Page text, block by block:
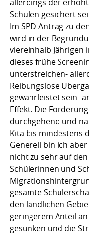
allerdings der
Schulen gesichert
Im SPD Antrag zu
wird in der
viereinhalb Jährigen
dieses frühe
unterstreichen-
Reibungslose
gewährleistet sein-
Effekt. Die
durchgehend und
Kita bis mindestens
Generell bin ich
nicht zu sehr auf
Schülerinnen und
gesamte
den ländlichen
geringerem Anteil
gesunken und die